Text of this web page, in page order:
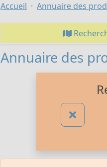
Accueil Annuaire des
Annuaire des